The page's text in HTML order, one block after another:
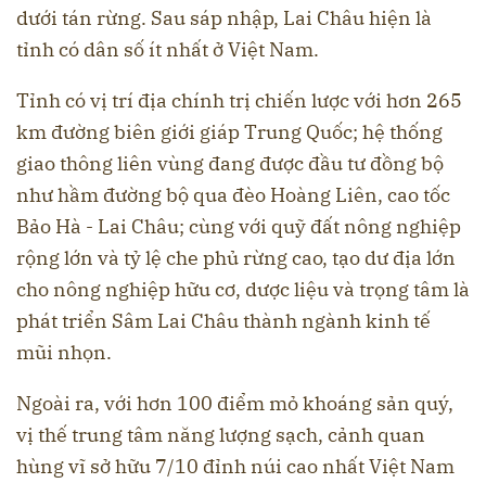
dưới tán rừng. Sau sáp nhập, Lai Châu hiện là
tỉnh có dân số ít nhất ở Việt Nam.
Tỉnh có vị trí địa chính trị chiến lược với hơn 265
km đường biên giới giáp Trung Quốc; hệ thống
giao thông liên vùng đang được đầu tư đồng bộ
như hầm đường bộ qua đèo Hoàng Liên, cao tốc
Bảo Hà - Lai Châu; cùng với quỹ đất nông nghiệp
rộng lớn và tỷ lệ che phủ rừng cao, tạo dư địa lớn
cho nông nghiệp hữu cơ, dược liệu và trọng tâm là
phát triển Sâm Lai Châu thành ngành kinh tế
mũi nhọn.
Ngoài ra, với hơn 100 điểm mỏ khoáng sản quý,
vị thế trung tâm năng lượng sạch, cảnh quan
hùng vĩ sở hữu 7/10 đỉnh núi cao nhất Việt Nam